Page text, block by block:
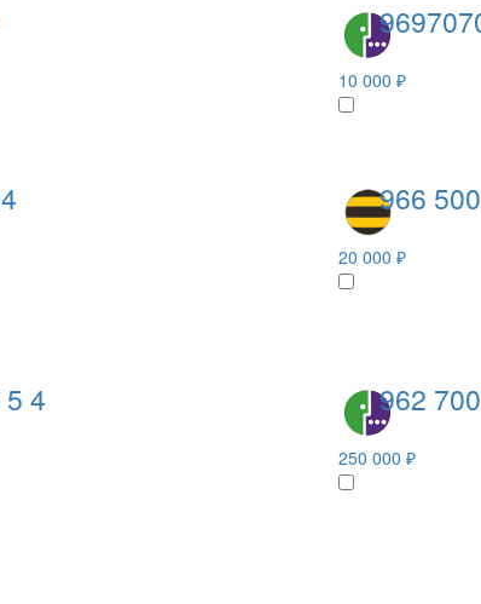
10 000 ₽
966
20 000 ₽
4 962
250 000 ₽